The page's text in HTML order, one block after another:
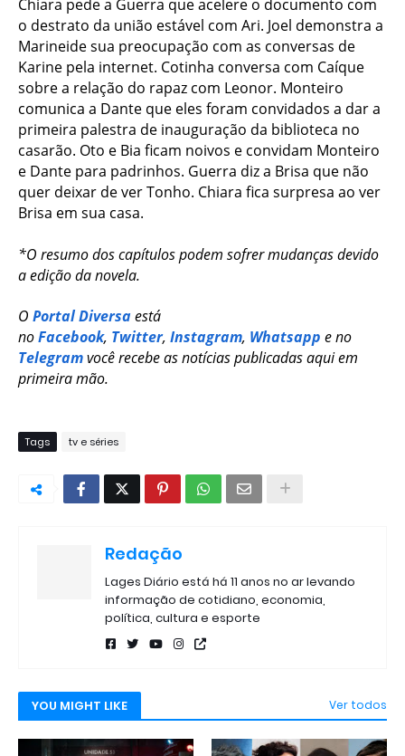
Chiara pede a Guerra que acelere o documento com
o destrato da união estável com Ari. Joel demonstra a
Marineide sua preocupação com as conversas de
Karine pela internet. Cotinha conversa com Caíque
sobre a relação do rapaz com Leonor. Monteiro
comunica a Dante que eles foram convidados a dar a
primeira palestra de inauguração da biblioteca no
casarão. Oto e Bia ficam noivos e convidam Monteiro
e Dante para padrinhos. Guerra diz a Brisa que não
quer deixar de ver Tonho. Chiara fica surpresa ao ver
Brisa em sua casa.
*O resumo dos capítulos podem sofrer mudanças devido
a edição da novela.
O Portal Diversaestá
noFacebook, Twitter, Instagram, Whatsapp e no
Telegramvocê recebe as notícias publicadas aqui em
primeira mão.
Tags tv e séries
Redação
Lages Diário está há 11 anos no ar levando
informação de cotidiano, economia,
política, cultura e esporte
YOU MIGHT LIKE Ver todos